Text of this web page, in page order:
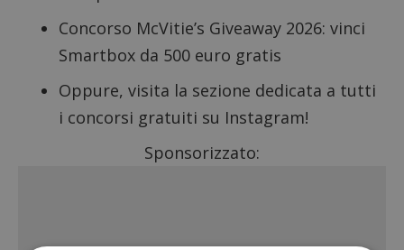
Concorso McVitie’s Giveaway 2026: vinci
Smartbox da 500 euro gratis
Oppure, visita la sezione dedicata a tutti
i concorsi gratuiti su Instagram!
Sponsorizzato: